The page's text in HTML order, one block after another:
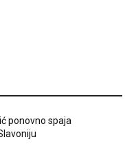
ponovno spaja